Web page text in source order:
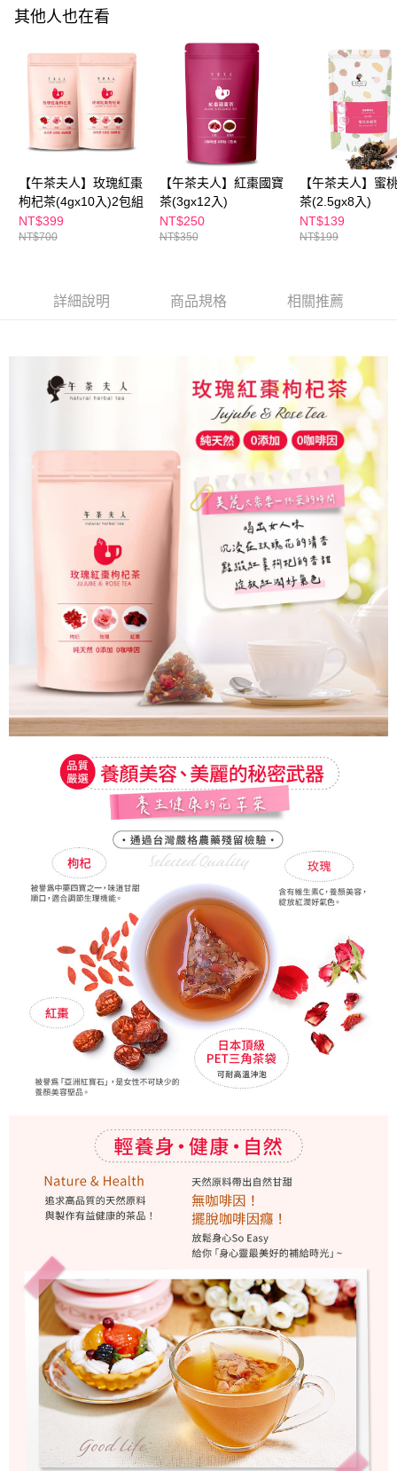
※ 交易是否成功請以「AFTEE先享後付 」之結帳頁面顯示為準，若有關於
是否繳費成功／繳費後需取消欲退款等相關疑問，請聯繫「AFTEE先享後付
https://netprotections.freshdesk.com/support/home
【注意事項】
１．透過由恩沛科技股份有限公司提供之「AFTEE先享後付」服務完成之交
易，需依本服務之必要範圍內提供個人資料，並將交易相關給付款項請求債
權轉讓予恩沛科技股份有限公司。
２．關於個人資料處理事宜，請瀏覽以下網址：
https://aftee.tw/terms/#terms3
「AFTEE先享後付」，若未經同意申辦者引起之損失，本公司不負相關責
任。
４．使用「AFTEE先享後付」時，將依據個別帳號之用戶狀況，依本公司即
時審查核予不同之上限額度；若仍有額度不足之情形，本公司將視審查結果
付款後萊爾富取貨
7-11付款取貨
每筆NT$100，滿NT$600(含以上)免運費
付款後7-11取貨
每筆NT$100，滿NT$600(含以上)免運費
宅配
每筆NT$100，滿NT$600(含以上)免運費
離島配送
其他人也在看
【午茶夫人】玫瑰紅棗
枸杞茶(4gx10入)2包組
NT$399
NT$700
【午茶夫人】紅棗國寶
茶(3gx12入)
NT$250
NT$350
【午茶夫人】蜜
茶(2.5gx8入)
NT$139
NT$199
詳細說明 商品規格 相關推薦